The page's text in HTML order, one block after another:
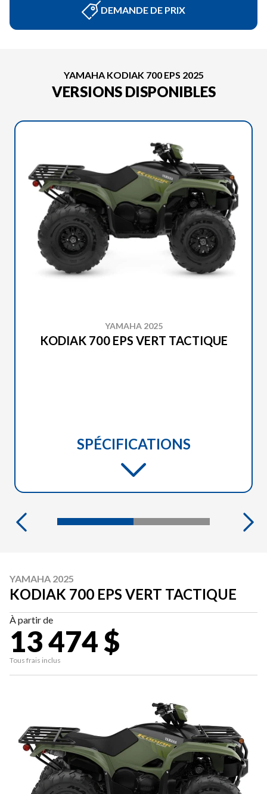
DEMANDE DE PRIX
YAMAHA KODIAK 700 EPS 2025
VERSIONS DISPONIBLES
YAMAHA 2025
KODIAK 700 EPS VERT TACTIQUE
SPÉCIFICATIONS
YAMAHA 2025
KODIAK 700 EPS VERT TACTIQUE
À partir de
13 474 $
Tous frais inclus